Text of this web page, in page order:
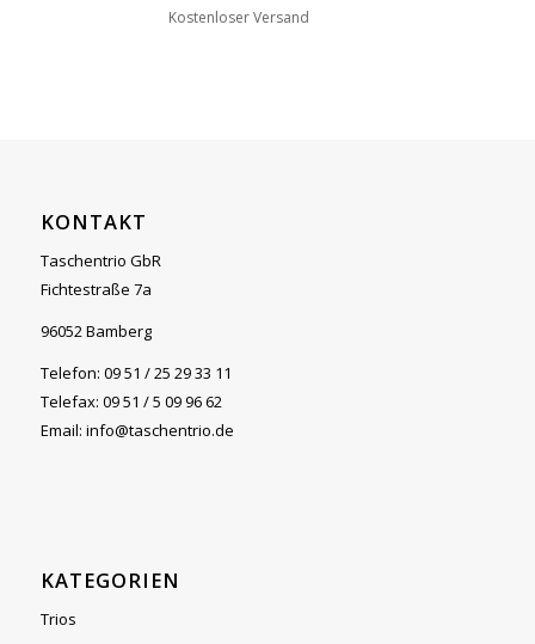
Kostenloser Versand
KONTAKT
Taschentrio GbR
Fichtestraße 7a
96052 Bamberg
Telefon: 09 51 / 25 29 33 11
Telefax: 09 51 / 5 09 96 62
Email: info@taschentrio.de
KATEGORIEN
Trios